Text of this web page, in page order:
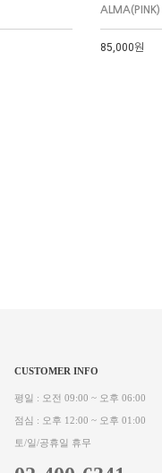
85,000원
CUSTOMER INFO
평일 : 오전 09:00 ~ 오후 06:00
점심 : 오후 12:00 ~ 오후 01:00
토/일/공휴일 휴무